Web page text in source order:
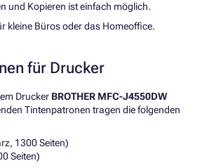
und Kopieren ist einfach möglich.
kleine Büros oder das Homeoffice.
für Drucker
Drucker BROTHER MFC-J4550DW
Tintenpatronen tragen die folgenden
1300 Seiten)
Seiten)